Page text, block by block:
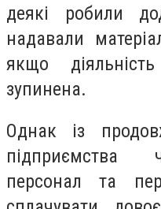
деякі робили
надавали
якщо
зупинена.
Однак із
підприємства
персонал та